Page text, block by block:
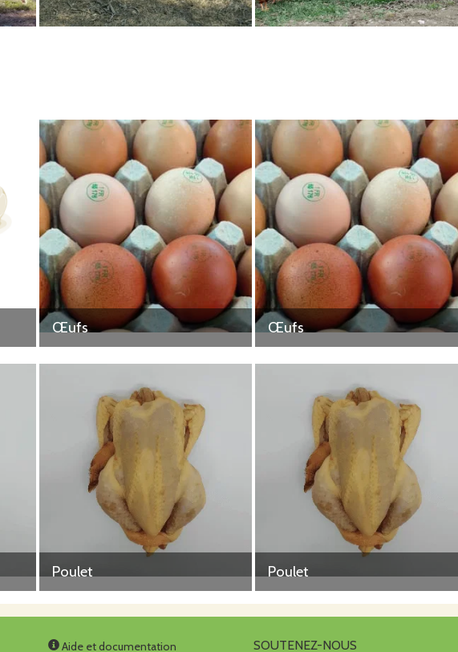
Œufs Œufs
Poulet Poulet
Aide et documentation SOUTENEZ-NOUS